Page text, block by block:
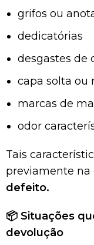
grifos ou
dedicatórias
desgastes de
capa solta ou
marcas de
odor
Tais
previamente na
defeito.
📦 Situações
devolução